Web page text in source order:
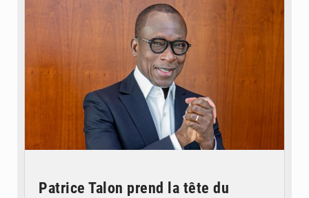
Patrice Talon prend la tête du